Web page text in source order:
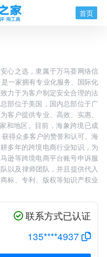
首页
心之选，隶属于万马荟网络信
一家拥有专业化服务、国际化
力于为客户制定安全合理的法
部位于美国，国内总部位于广
客户提供专业、高效、实惠、
和地区。目前，海象跨境已成
得众多客户的赞誉和认可。海
多年的跨境电商行业知识，为
逊等跨境电商平台账号申诉服
以及律师团队，并且提供代入
标、专利、版权等知识产权业
联系方式已认证
135****4937